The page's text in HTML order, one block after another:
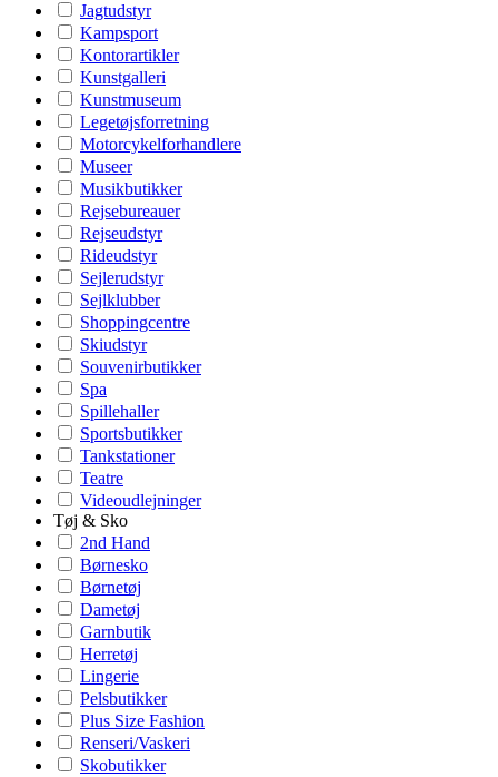
Jagtudstyr
Kampsport
Kontorartikler
Kunstgalleri
Kunstmuseum
Legetøjsforretning
Motorcykelforhandlere
Museer
Musikbutikker
Rejsebureauer
Rejseudstyr
Rideudstyr
Sejlerudstyr
Sejlklubber
Shoppingcentre
Skiudstyr
Souvenirbutikker
Spa
Spillehaller
Sportsbutikker
Tankstationer
Teatre
Videoudlejninger
Tøj & Sko
2nd Hand
Børnesko
Børnetøj
Dametøj
Garnbutik
Herretøj
Lingerie
Pelsbutikker
Plus Size Fashion
Renseri/Vaskeri
Skobutikker